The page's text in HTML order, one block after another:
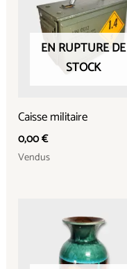
EN RUPTURE DE
STOCK
Caisse militaire
0,00€
Vendus